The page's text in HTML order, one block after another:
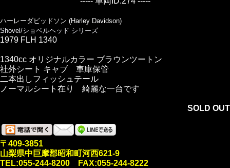
ハーレーダビッドソン (Harley Davidson)
Shovel/ショベルヘッド シリーズ
1979 FLH 1340
1340cc オリジナルカラー ブラウンツートン
社外シート キャブ 車庫保管
二本出しフィッシュテール
ノーマルシート在り 綺麗な一台です
SOLD OUT
〒409-3851
山梨県中巨摩郡昭和町河西621-9
TEL:055-244-8200 FAX:055-244-8222